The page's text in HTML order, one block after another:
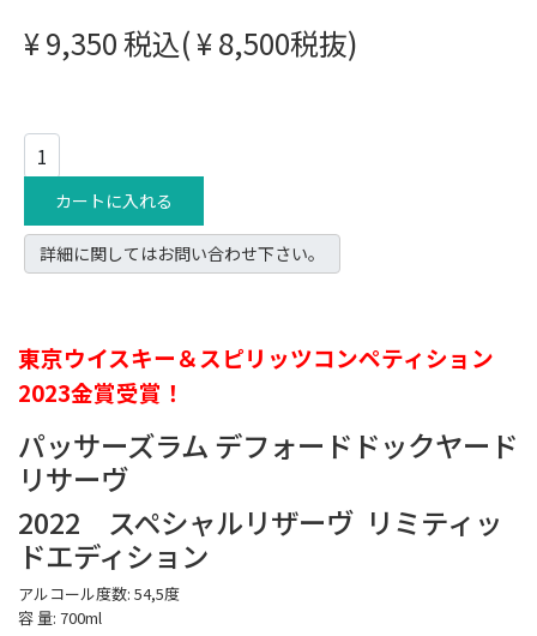
¥ 9,350 税込( ¥ 8,500税抜)
カートに入れる
詳細に関してはお問い合わせ下さい。
東京ウイスキー＆スピリッツコンペティション
2023金賞受賞！
パッサーズラム デフォードドックヤード
リサーヴ
2022 スペシャルリザーヴ リミティッ
ドエディション
アルコール度数: 54,5度
容 量: 700ml